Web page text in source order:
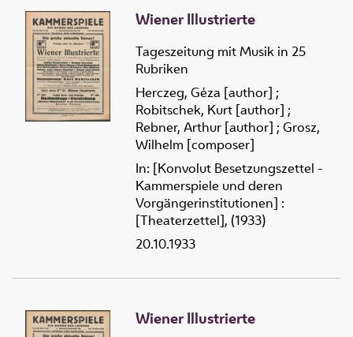
Wiener Illustrierte
Tageszeitung mit Musik in 25
Rubriken
Herczeg, Géza [author] ;
Robitschek, Kurt [author] ;
Rebner, Arthur [author] ; Grosz,
Wilhelm [composer]
In: [Konvolut Besetzungszettel -
Kammerspiele und deren
Vorgängerinstitutionen] :
[Theaterzettel], (1933)
20.10.1933
Wiener Illustrierte